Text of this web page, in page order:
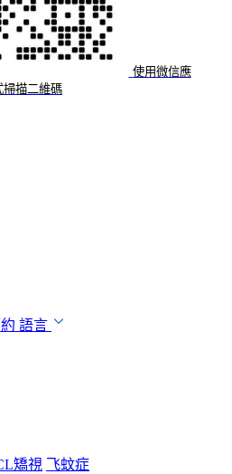
使用微信應
掃描二維碼
語言
矯視 飞蚊症